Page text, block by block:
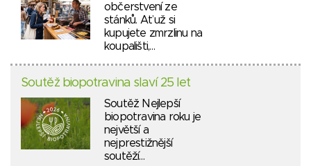
občerstvení ze
stánků. Ať už si
kupujete zmrzlinu na
koupališti,…
Soutěž biopotravina slaví 25 let
Soutěž Nejlepší
biopotravina roku je
největší a
nejprestižnější
soutěží…